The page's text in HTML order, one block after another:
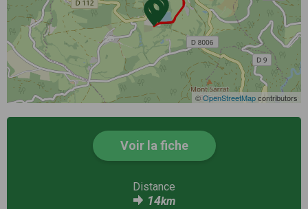
©OpenStreetMapcontributors
Voir la fiche
Distance
14km